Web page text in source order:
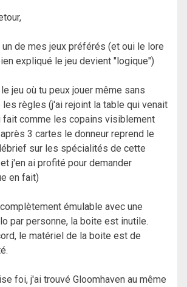
de mes jeux préférés (et oui le lore
expliqué le jeu devient "logique")
jeu où tu peux jouer même sans
règles (j'ai rejoint la table qui venait
fait comme les copains visiblement
3 cartes le donneur reprend le
sur les spécialités de cette
j'en ai profité pour demander
en fait)
émulable avec une
par personne, la boite est inutile.
le matériel de la boite est de
foi, j'ai trouvé Gloomhaven au même